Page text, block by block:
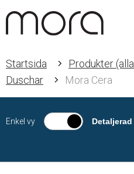
Startsida
Produkter
Duschar
Mora Cera
Enkel vy